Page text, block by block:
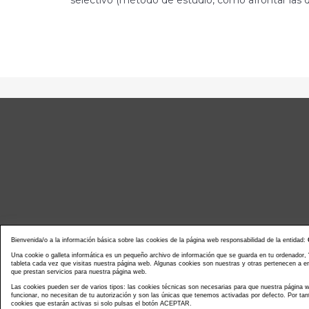
Noticias actualidad Agenda
Bienvenida/o a la información básica sobre las cookies de la página web responsabilidad de la entidad:
Una cookie o galleta informática es un pequeño archivo de información que se guarda en tu ordenador,
tableta cada vez que visitas nuestra página web. Algunas cookies son nuestras y otras pertenecen a
que prestan servicios para nuestra página web.
Las cookies pueden ser de varios tipos: las cookies técnicas son necesarias para que nuestra página
funcionar, no necesitan de tu autorización y son las únicas que tenemos activadas por defecto. Por
cookies que estarán activas si solo pulsas el botón ACEPTAR.